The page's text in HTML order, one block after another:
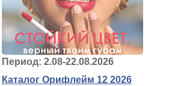
Период: 2.08-22.08.2026
Каталог Орифлейм 12 2026